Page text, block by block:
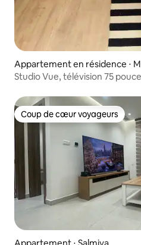
Appartement en résidence ⋅
Studio Vue, télévision 75
Coup de cœur voyageurs
Coup de cœur voyageurs